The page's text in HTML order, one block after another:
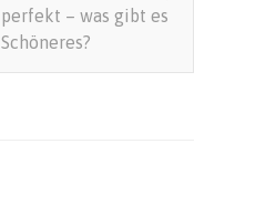
perfekt – was gibt es
Schöneres?